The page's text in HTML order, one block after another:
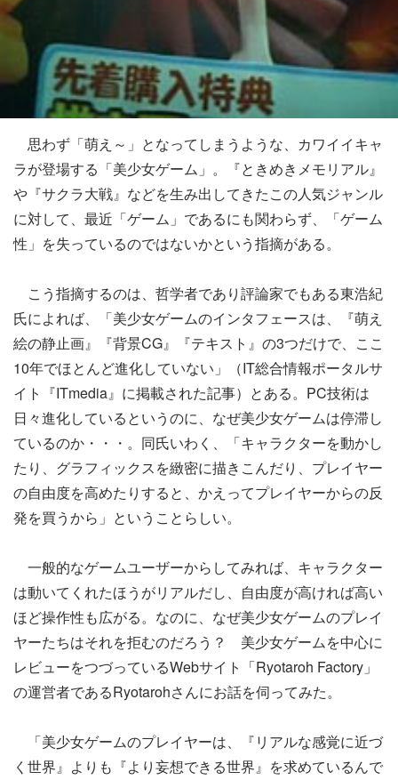
思わず「萌え～」となってしまうような、カワイイキャ
ラが登場する「美少女ゲーム」。『ときめきメモリアル』
や『サクラ大戦』などを生み出してきたこの人気ジャンル
に対して、最近「ゲーム」であるにも関わらず、「ゲーム
性」を失っているのではないかという指摘がある。
こう指摘するのは、哲学者であり評論家でもある東浩紀
氏によれば、「美少女ゲームのインタフェースは、『萌え
絵の静止画』『背景CG』『テキスト』の3つだけで、ここ
10年でほとんど進化していない」（IT総合情報ポータルサ
イト『ITmedia』に掲載された記事）とある。PC技術は
日々進化しているというのに、なぜ美少女ゲームは停滞し
ているのか・・・。同氏いわく、「キャラクターを動かし
たり、グラフィックスを緻密に描きこんだり、プレイヤー
の自由度を高めたりすると、かえってプレイヤーからの反
発を買うから」ということらしい。
一般的なゲームユーザーからしてみれば、キャラクター
は動いてくれたほうがリアルだし、自由度が高ければ高い
ほど操作性も広がる。なのに、なぜ美少女ゲームのプレイ
ヤーたちはそれを拒むのだろう？ 美少女ゲームを中心に
レビューをつづっているWebサイト「Ryotaroh Factory」
の運営者であるRyotarohさんにお話を伺ってみた。
「美少女ゲームのプレイヤーは、『リアルな感覚に近づ
く世界』よりも『より妄想できる世界』を求めているんで